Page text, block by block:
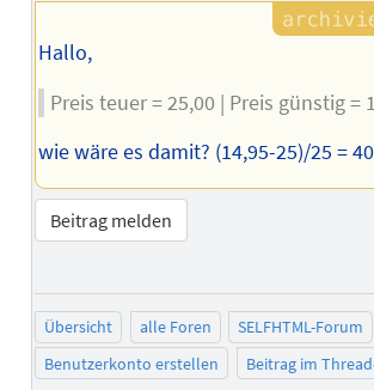
Hallo,
Preis teuer = 25,00 | Preis günstig =
wie wäre es damit? (14,95-25)/25 =
Beitrag melden
Übersicht alle Foren SELFHTML-Forum
Benutzerkonto erstellen
Beitrag im